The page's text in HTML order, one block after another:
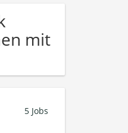
mit
5 Jobs